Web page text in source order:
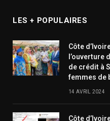
LES + POPULAIRES
Côte
l’ouverture
de crédit à
femmes de
14 AVRIL 2024
Côte